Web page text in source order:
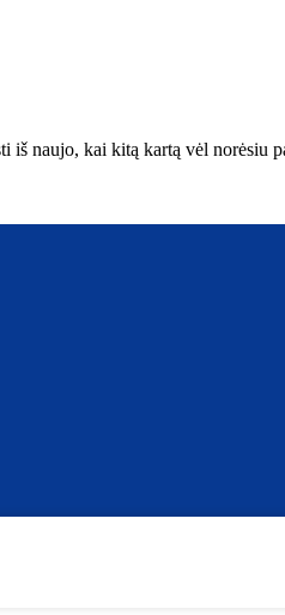
iš naujo, kai kitą kartą vėl norėsiu